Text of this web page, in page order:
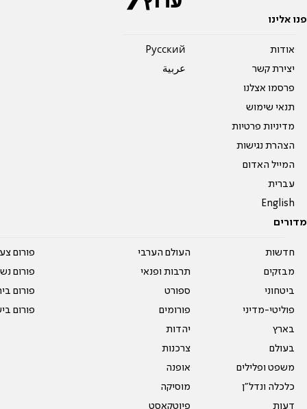
פנו אלינו
אודות
יצירת קשר
פרסמו אצלנו
תנאי שימוש
מדיניות פרטיות
הצהרת נגישות
המייל האדום
עברית
English
Pусский
عربية
מדורים
חדשות
מבזקים
ביטחוני
פוליטי-מדיני
בארץ
בעולם
משפט ופלילים
כלכלה ונדל"ן
דעות
העולם הערבי
תרבות ופנאי
ספורט
פורומים
יהדות
צרכנות
אופנה
מוסיקה
פיוטקאסט
פורום
פורום
פורום
פורום